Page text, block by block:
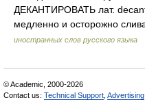
ДЕКАНТИРОВАТЬ лат.
медленно и осторожно
иностранных слов русского языка
© Academic, 2000-2026
Contact us: Technical Support Advertising